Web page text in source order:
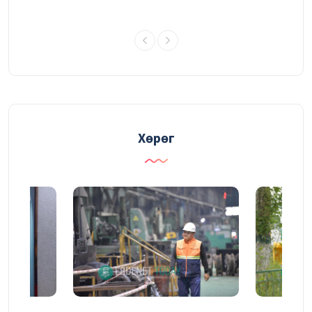
бууруулжээ
ХӨДӨЛМӨРӨӨРӨӨ ГЭРЭЛТСЭН
УУРХАЙЧИН
30/07/2026
“Эрдэнэт үйлдвэр" ТӨҮГ-ын энэ оны
Хөрөг